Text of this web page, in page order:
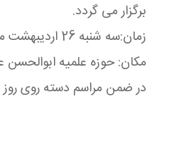
برگزار می گردد.
زمان:سه شنبه 26 اردیبهشت ماه ساعت11
مکان: حوزه علمیه
در ضمن مراسم دسته روی روز شهادت ساعت 9 صبح از مقابل مسجد امام رضا سلام